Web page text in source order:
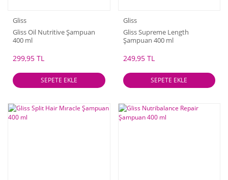
Gliss
Gliss Oil Nutritive Şampuan
400 ml
299,95 TL
SEPETE EKLE
Gliss
Gliss Supreme Length
Şampuan 400 ml
249,95 TL
SEPETE EKLE